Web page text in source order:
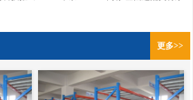
更多>>